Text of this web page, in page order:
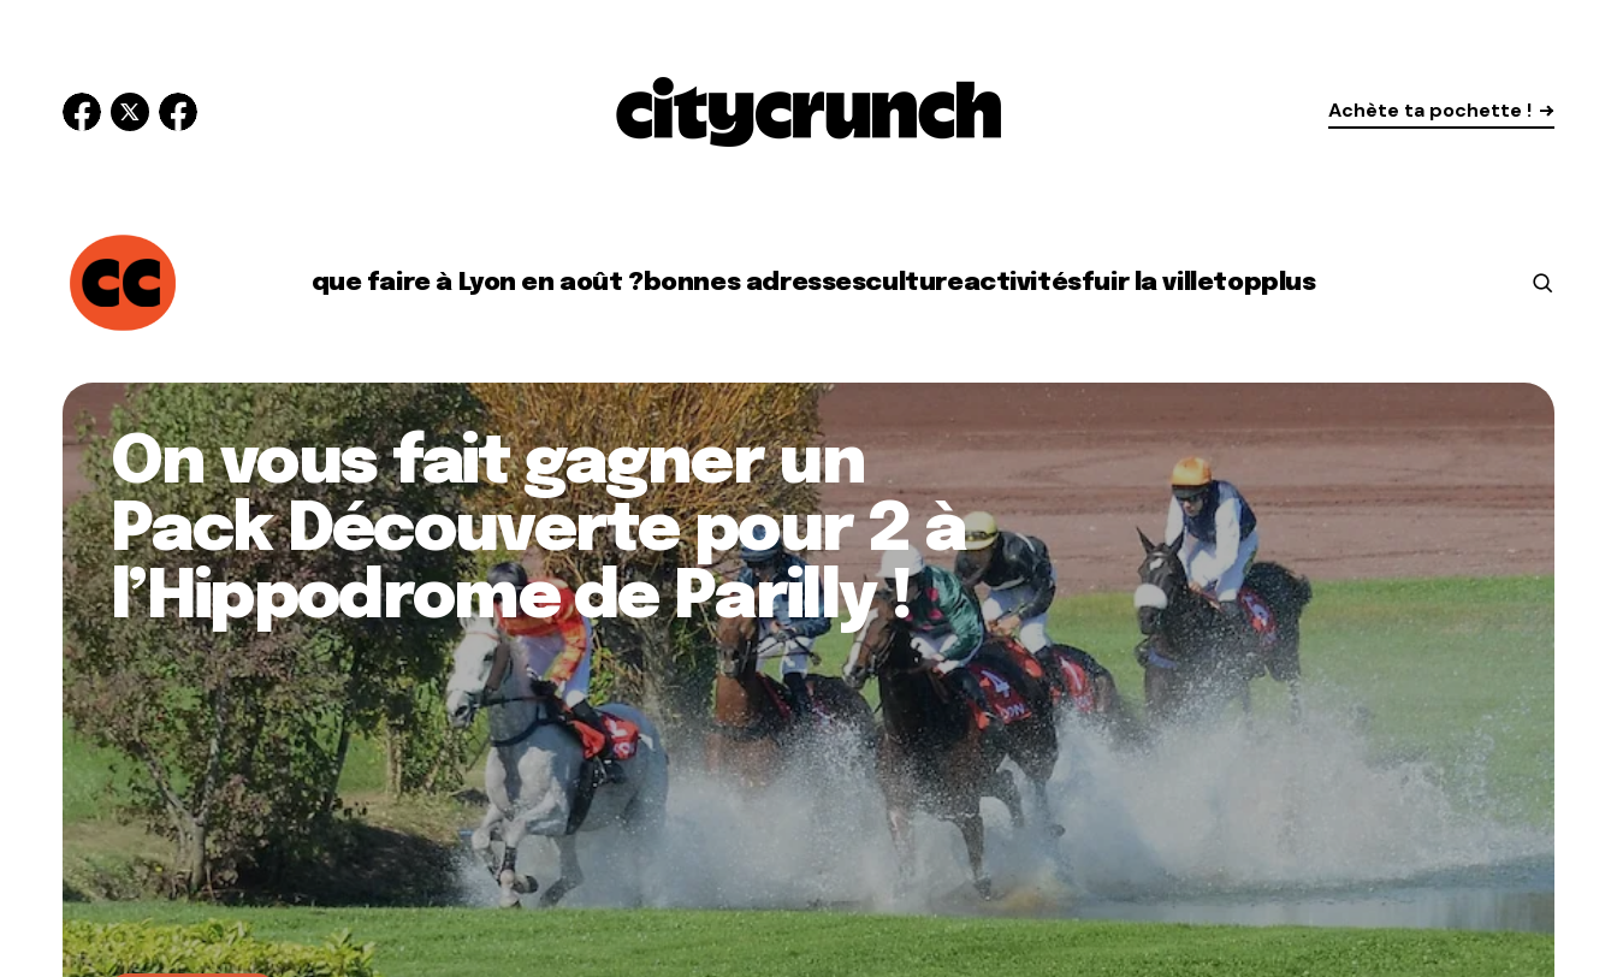
Achète ta pochette !
que faire à Lyon en août ?bonnes adressescultureactivitésfuir la villetopplus
On vous fait gagner un
Pack Découverte pour 2 à
l’Hippodrome de Parilly !